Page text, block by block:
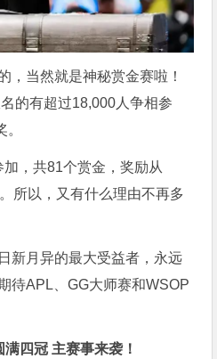
，当然就是神秘赏金赛啦！
的有超过18,000人争相参
，共81个赏金，奖励从
所以，又有什么理由不再多
新月异的最大受益者，永远
待APL、GG大师赛和WSOP
满四冠 主赛事来袭！